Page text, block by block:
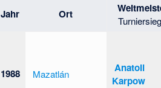
Jahr Ort
1988 Mazatlán
Anatoli
Karpow